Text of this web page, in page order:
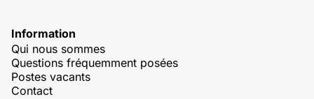
Information
Qui nous sommes
Questions fréquemment posées
Postes vacants
Contact